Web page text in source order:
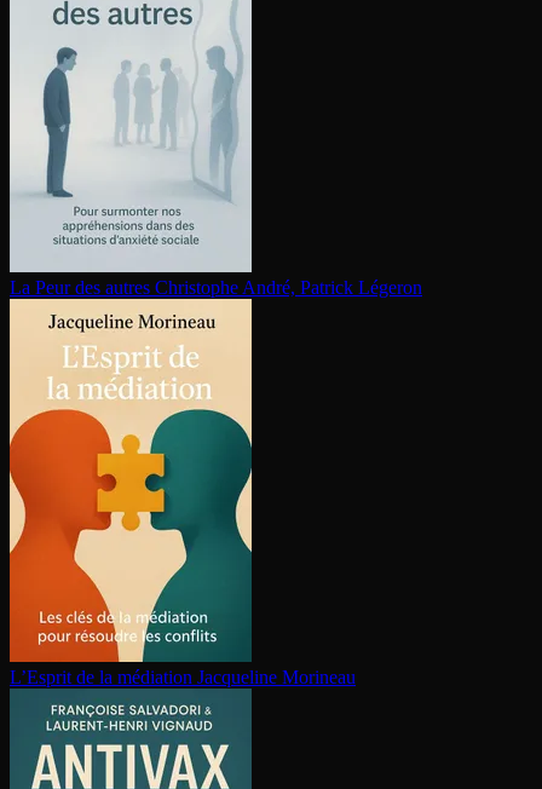
La Peur des autres Christophe André, Patrick Légeron
L’Esprit de la médiation Jacqueline Morineau